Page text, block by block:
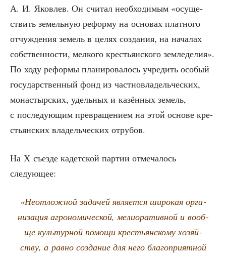
А. И. Яко­влев. Он счи­тал необ­хо­ди­мым «осу­ще­
ствить земель­ную рефор­му на осно­вах плат­но­го
отчуж­де­ния земель в целях созда­ния, на нача­лах
соб­ствен­но­сти, мел­ко­го кре­стьян­ско­го зем­ле­де­лия».
По ходу рефор­мы пла­ни­ро­ва­лось учре­дить осо­бый
госу­дар­ствен­ный фонд из част­но­вла­дель­че­ских,
мона­стыр­ских, удель­ных и казён­ных земель,
с после­ду­ю­щим пре­вра­ще­ни­ем на этой осно­ве кре­
стьян­ских вла­дель­че­ских отрубов.
На Х съез­де кадет­ской пар­тии отме­ча­лось
следующее:
«Неот­лож­ной зада­чей явля­ет­ся широ­кая орга­
ни­за­ция агро­но­ми­че­ской, мели­о­ра­тив­ной и вооб­
ще куль­тур­ной помо­щи кре­стьян­ско­му хозяй­
ству, а рав­но созда­ние для него бла­го­при­ят­ной